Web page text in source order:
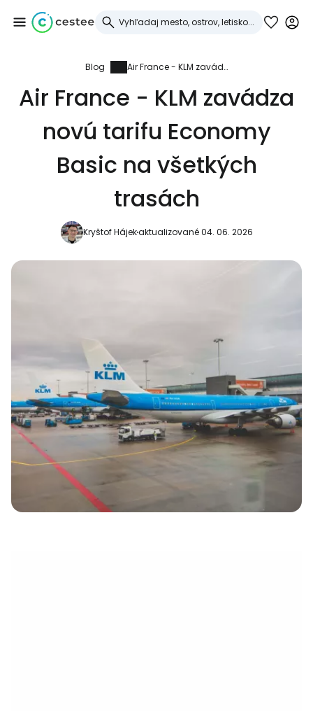
Blog Air France - KLM zavádza novú tarifu Economy Basic na všetkých trasách
Air France - KLM zavádza
novú tarifu Economy
Basic na všetkých
trasách
Kryštof Hájekaktualizované 04. 06. 2026
Prihláste sa do
služby Cestee
... celosvetovej komunity cestovateľov
Pokračovať so službou Google